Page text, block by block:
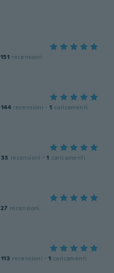
151 recensioni
144 recensioni · 1 caricamenti
33 recensioni · 1 caricamenti
27 recensioni
113 recensioni · 1 caricamenti